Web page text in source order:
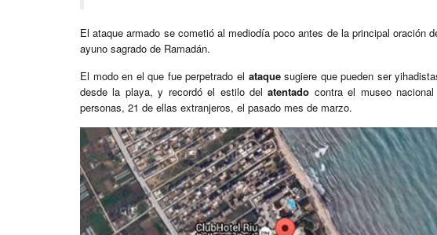
El ataque armado se cometió al mediodía poco antes de la principal oración
ayuno sagrado de Ramadán.
El modo en el que fue perpetrado el ataquesugiere que pueden ser
desde la playa, y recordó el estilo delatentado contra el museo
personas, 21 de ellas extranjeros, el pasado mes de marzo.